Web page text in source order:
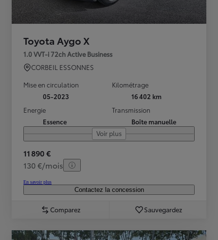
Toyota Aygo X
1.0 VVT-i 72ch Active Business
CORBEIL ESSONNES
Mise en circulation
05-2023
Kilométrage
16 402 km
Energie
Essence
Transmission
Boîte manuelle
Voir plus
11 890 €
130 €/mois
En savoir plus
Contactez la concession
Comparez Sauvegardez